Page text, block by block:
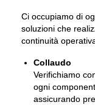
Ci occupiamo di
soluzioni che
continuità
Collaudo
Verifichiamo
ogni
assicurando